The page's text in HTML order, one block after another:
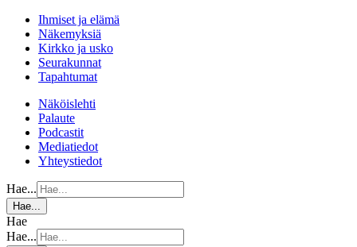
Ihmiset ja elämä
Näkemyksiä
Kirkko ja usko
Seurakunnat
Tapahtumat
Näköislehti
Palaute
Podcastit
Mediatiedot
Yhteystiedot
Hae...
Hae...
Hae
Hae...